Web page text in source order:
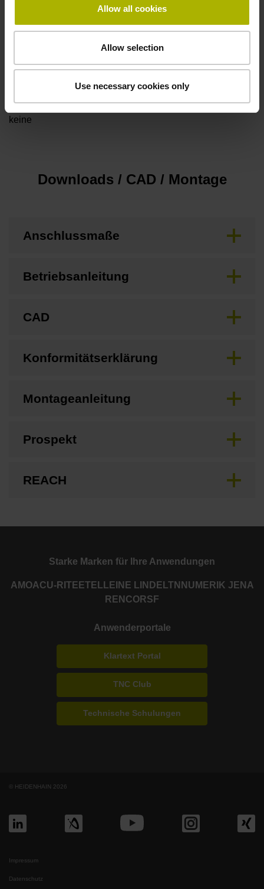
Allow all cookies
Allow selection
Use necessary cookies only
Maximalgeschwindigkeit
keine
Downloads / CAD / Montage
Anschlussmaße
Betriebsanleitung
CAD
Konformitätserklärung
Montageanleitung
Prospekt
REACH
Starke Marken für Ihre Anwendungen
AMOACU-RITE ETEL LEINE LINDE LTN NUMERIK JENA
RENCORSF
Anwenderportale
Klartext Portal
TNC Club
Technische Schulungen
© HEIDENHAIN 2026
Impressum
Datenschutz